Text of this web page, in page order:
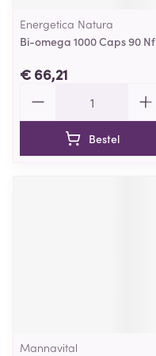
Energetica Natura
Bi-omega 1000 Caps 90 Nf
€ 66,21
Bestel
Mannavital